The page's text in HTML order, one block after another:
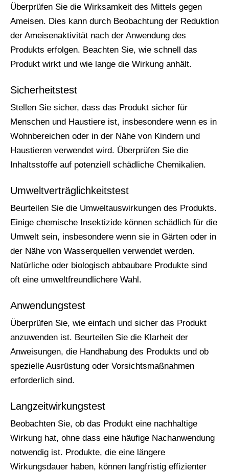
Überprüfen Sie die Wirksamkeit des Mittels gegen
Ameisen. Dies kann durch Beobachtung der Reduktion
der Ameisenaktivität nach der Anwendung des
Produkts erfolgen. Beachten Sie, wie schnell das
Produkt wirkt und wie lange die Wirkung anhält.
Sicherheitstest
Stellen Sie sicher, dass das Produkt sicher für
Menschen und Haustiere ist, insbesondere wenn es in
Wohnbereichen oder in der Nähe von Kindern und
Haustieren verwendet wird. Überprüfen Sie die
Inhaltsstoffe auf potenziell schädliche Chemikalien.
Umweltverträglichkeitstest
Beurteilen Sie die Umweltauswirkungen des Produkts.
Einige chemische Insektizide können schädlich für die
Umwelt sein, insbesondere wenn sie in Gärten oder in
der Nähe von Wasserquellen verwendet werden.
Natürliche oder biologisch abbaubare Produkte sind
oft eine umweltfreundlichere Wahl.
Anwendungstest
Überprüfen Sie, wie einfach und sicher das Produkt
anzuwenden ist. Beurteilen Sie die Klarheit der
Anweisungen, die Handhabung des Produkts und ob
spezielle Ausrüstung oder Vorsichtsmaßnahmen
erforderlich sind.
Langzeitwirkungstest
Beobachten Sie, ob das Produkt eine nachhaltige
Wirkung hat, ohne dass eine häufige Nachanwendung
notwendig ist. Produkte, die eine längere
Wirkungsdauer haben, können langfristig effizienter